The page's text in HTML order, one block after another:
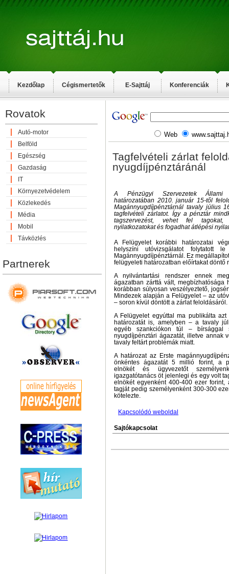
Kezdőlap Cégismertetők E-Sajttáj Konferenciák
Rovatok
Autó-motor
Belföld
Egészség
Gazdaság
IT
Környezetvédelem
Közlekedés
Média
Mobil
Távközlés
Partnerek
Web
Tagfelvételi zárlat
nyugdíjpénztáránál
A Pénzügyi Szervezetek Állami
határozatában 2010. január 15-től
Magánnyugdíjpénztárnál tavaly július
tagfelvételi zárlatot. Így a pénztár
tagszervezést, vehet fel tagokat,
nyilatkozatokat és fogadhat átlépési
A Felügyelet korábbi határozatai
helyszíni utóvizsgálatot folytatott
Magánnyugdíjpénztárnál. Ez
felügyeleti határozatban előírtakat döntő
A nyilvántartási rendszer ennek
ágazatban zárttá vált, megbízhatósága
korábban súlyosan veszélyeztető,
Mindezek alapján a Felügyelet – az
– soron kívül döntött a zárlat feloldásáról.
A Felügyelet egyúttal ma publikálta
határozatát is, amelyben – a tavaly
egyéb szankciókon túl – bírsággal
nyugdíjpénztári ágazatát, illetve annak
tavaly feltárt problémák miatt.
A határozat az Erste
önkéntes ágazatát 5 millió forint, a
elnökét és ügyvezetőt
igazgatótanács öt jelenlegi és egy volt
elnökét egyenként 400-400 ezer forint,
tagját pedig személyenként 300-300
kötelezte.
Kapcsolódó weboldal
Sajtókapcsolat